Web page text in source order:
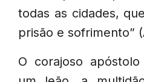
todas as cidades,
prisão e sofrimento”
O corajoso